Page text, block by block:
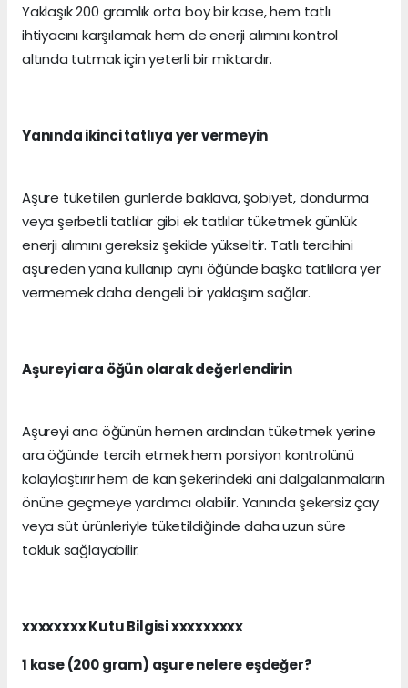
Yaklaşık 200 gramlık orta boy bir kase, hem tatlı
ihtiyacını karşılamak hem de enerji alımını kontrol
altında tutmak için yeterli bir miktardır.
Yanında ikinci tatlıya yer vermeyin
Aşure tüketilen günlerde baklava, şöbiyet, dondurma
veya şerbetli tatlılar gibi ek tatlılar tüketmek günlük
enerji alımını gereksiz şekilde yükseltir. Tatlı tercihini
aşureden yana kullanıp aynı öğünde başka tatlılara yer
vermemek daha dengeli bir yaklaşım sağlar.
Aşureyi ara öğün olarak değerlendirin
Aşureyi ana öğünün hemen ardından tüketmek yerine
ara öğünde tercih etmek hem porsiyon kontrolünü
kolaylaştırır hem de kan şekerindeki ani dalgalanmaların
önüne geçmeye yardımcı olabilir. Yanında şekersiz çay
veya süt ürünleriyle tüketildiğinde daha uzun süre
tokluk sağlayabilir.
xxxxxxxx Kutu Bilgisi xxxxxxxxx
1 kase (200 gram) aşure nelere eşdeğer?